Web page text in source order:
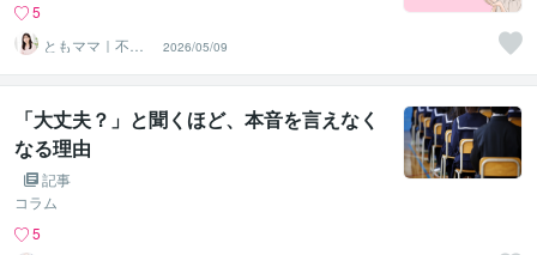
5
ともママ｜不登
校専門カウンセ
ラー
2026/05/09
「大丈夫？」と聞くほど、本音を言えなく
なる理由
記事
コラム
5